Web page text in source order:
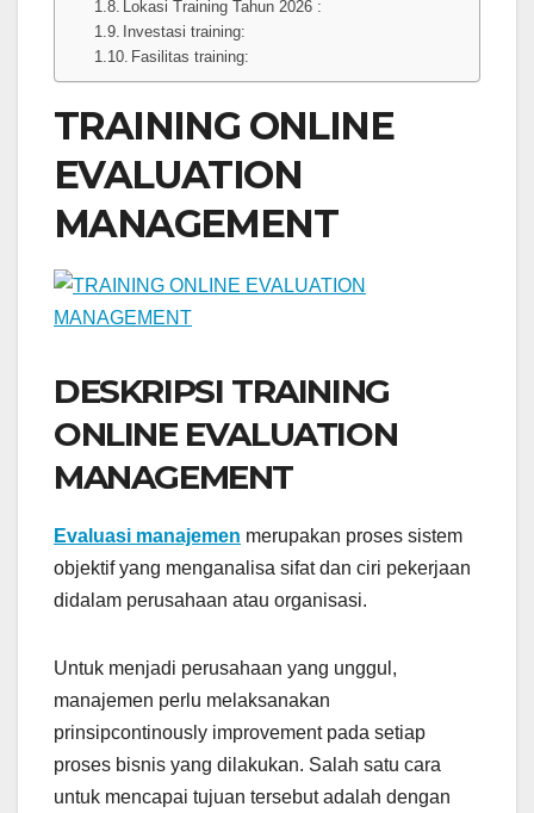
Lokasi Training Tahun 2026 :
Investasi training:
Fasilitas training:
TRAINING ONLINE
EVALUATION
MANAGEMENT
DESKRIPSI TRAINING
ONLINE EVALUATION
MANAGEMENT
Evaluasi manajemen merupakan proses sistem
objektif yang menganalisa sifat dan ciri pekerjaan
didalam perusahaan atau organisasi.
Untuk menjadi perusahaan yang unggul,
manajemen perlu melaksanakan
prinsipcontinously improvement pada setiap
proses bisnis yang dilakukan. Salah satu cara
untuk mencapai tujuan tersebut adalah dengan